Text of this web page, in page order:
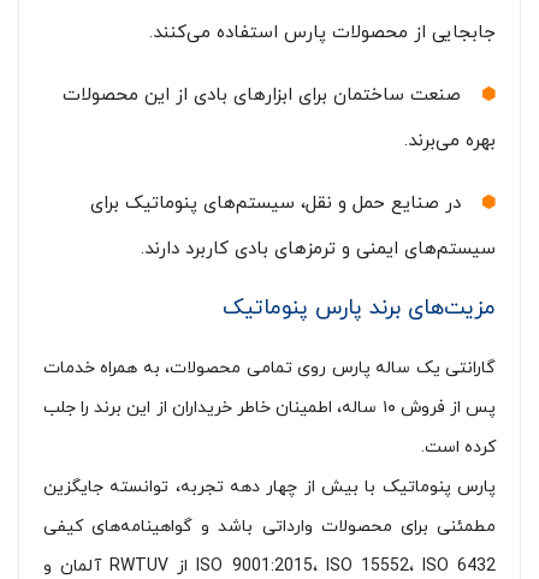
جابجایی از محصولات پارس استفاده می‌کنند.
صنعت ساختمان برای ابزارهای بادی از این محصولات
بهره می‌برند.
در صنایع حمل و نقل، سیستم‌های پنوماتیک برای
سیستم‌های ایمنی و ترمزهای بادی کاربرد دارند.
مزیت‌های برند پارس پنوماتیک
گارانتی یک ساله پارس روی تمامی محصولات، به همراه خدمات
پس از فروش ۱۰ ساله، اطمینان خاطر خریداران از این برند را جلب
کرده است.
پارس پنوماتیک با بیش از چهار دهه تجربه، توانسته جایگزین
مطمئنی برای محصولات وارداتی باشد و گواهینامه‌های کیفی
ISO 9001:2015، ISO 15552، ISO 6432 از RWTUV آلمان و